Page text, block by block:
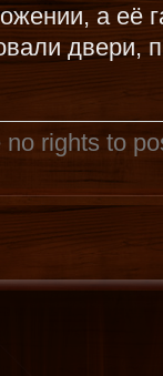
а её
двери,
no rights to